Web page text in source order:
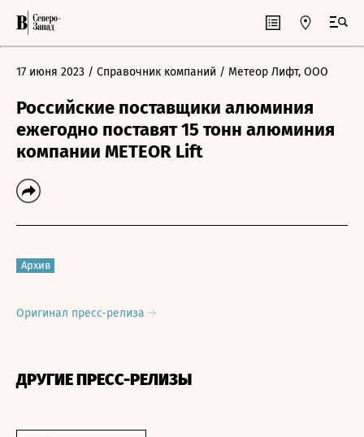
17 июня 2023 / Справочник компаний / Метеор Лифт, ООО
Российские поставщики алюминия
ежегодно поставят 15 тонн алюминия
компании METEOR Lift
Архив
Оригинал пресс-релиза
ДРУГИЕ ПРЕСС-РЕЛИЗЫ